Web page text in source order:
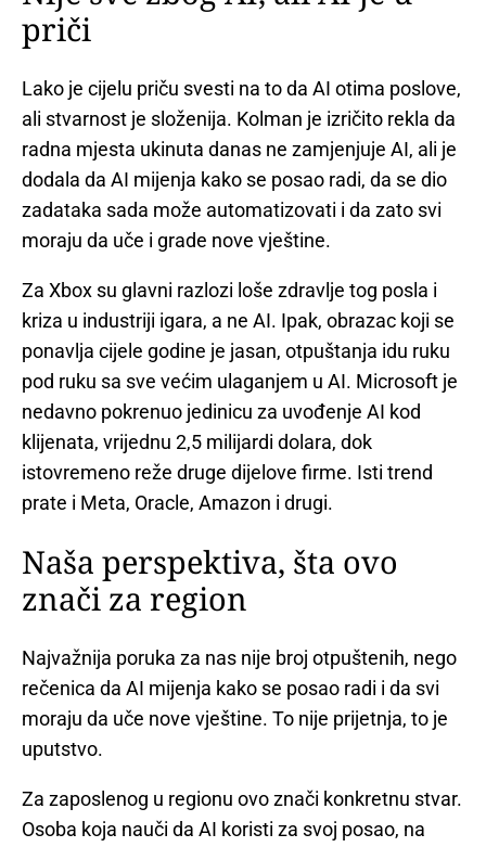
priči
Lako je cijelu priču svesti na to da AI otima poslove,
ali stvarnost je složenija. Kolman je izričito rekla da
radna mjesta ukinuta danas ne zamjenjuje AI, ali je
dodala da AI mijenja kako se posao radi, da se dio
zadataka sada može automatizovati i da zato svi
moraju da uče i grade nove vještine.
Za Xbox su glavni razlozi loše zdravlje tog posla i
kriza u industriji igara, a ne AI. Ipak, obrazac koji se
ponavlja cijele godine je jasan, otpuštanja idu ruku
pod ruku sa sve većim ulaganjem u AI. Microsoft je
nedavno pokrenuo jedinicu za uvođenje AI kod
klijenata, vrijednu 2,5 milijardi dolara, dok
istovremeno reže druge dijelove firme. Isti trend
prate i Meta, Oracle, Amazon i drugi.
Naša perspektiva, šta ovo
znači za region
Najvažnija poruka za nas nije broj otpuštenih, nego
rečenica da AI mijenja kako se posao radi i da svi
moraju da uče nove vještine. To nije prijetnja, to je
uputstvo.
Za zaposlenog u regionu ovo znači konkretnu stvar.
Osoba koja nauči da AI koristi za svoj posao, na